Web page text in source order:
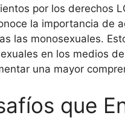
por los derechos
la importancia de
las monosexuales.
en los medios
una mayor
que